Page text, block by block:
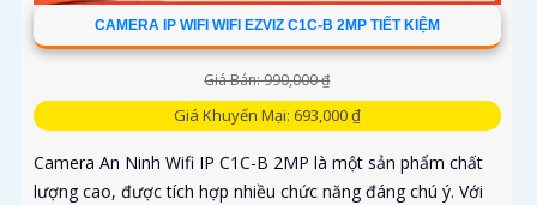
CAMERA IP WIFI WIFI EZVIZ C1C-B 2MP TIẾT KIỆM
Giá Bán: 990,000 ₫
Giá Khuyến Mại: 693,000 ₫
Camera An Ninh Wifi IP C1C-B 2MP là một sản phẩm chất
lượng cao, được tích hợp nhiều chức năng đáng chú ý. Với